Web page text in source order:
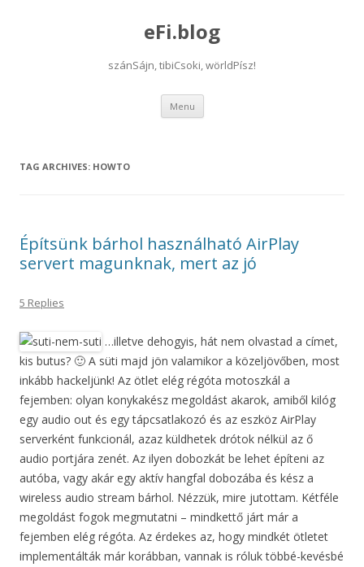
eFi.blog
szánSájn, tibiCsoki, wörldPísz!
Menu Skip
content
TAG ARCHIVES: HOWTO
Építsünk bárhol használható AirPlay
servert magunknak, mert az jó
5 Replies
…illetve dehogyis, hát nem olvastad a címet,
kis butus? 🙂 A süti majd jön valamikor a közeljövőben, most
inkább hackeljünk! Az ötlet elég régóta motoszkál a
fejemben: olyan konykakész megoldást akarok, amiből kilóg
egy audio out és egy tápcsatlakozó és az eszköz AirPlay
serverként funkcionál, azaz küldhetek drótok nélkül az ő
audio portjára zenét. Az ilyen dobozkát be lehet építeni az
autóba, vagy akár egy aktív hangfal dobozába és kész a
wireless audio stream bárhol. Nézzük, mire jutottam. Kétféle
megoldást fogok megmutatni – mindkettő járt már a
fejemben elég régóta. Az érdekes az, hogy mindkét ötletet
implementálták már korábban, vannak is róluk többé-kevésbé